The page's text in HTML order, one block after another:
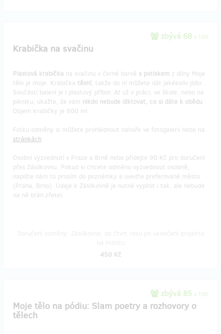
zbývá 68 z 100
Krabička na svačinu
Plastová krabička na svačinu v černé barvě s potiskem z dílny Moje
tělo je moje. Krabička těsní, takže do ní můžete dát jakékoliv jídlo.
Součástí balení je i plastový příbor. Ať už v práci, ve škole, nebo na
pikniku, ukažte, že vám nikdo nebude diktovat, co si dáte k obědu.
Objem krabičky je 800 ml.
Fotku odměny si můžete prohlédnout nahoře ve fotogalerii nebo na
stránkách.
Osobní vyzvednutí v Praze a Brně nebo přidejte 90 Kč pro doručení
přes Zásilkovnu. Pokud si chcete odměnu vyzvednout osobně,
napište nám to prosím do poznámky a uveďte preferované město
(Praha, Brno). Údaje k Zásilkovně je nutné vyplnit i tak, ale nebude
na ně brán zřetel.
450 Kč
zbývá 85 z 100
Moje tělo na pódiu: Slam poetry a rozhovory o
tělech